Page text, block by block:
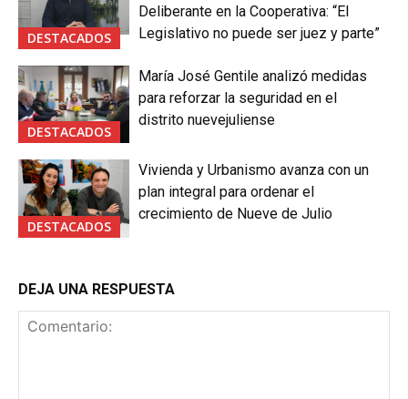
DESTACADOS
Deliberante en la Cooperativa: “El
Legislativo no puede ser juez y parte”
DESTACADOS
María José Gentile analizó medidas
para reforzar la seguridad en el
distrito nuevejuliense
DESTACADOS
Vivienda y Urbanismo avanza con un
plan integral para ordenar el
crecimiento de Nueve de Julio
DEJA UNA RESPUESTA